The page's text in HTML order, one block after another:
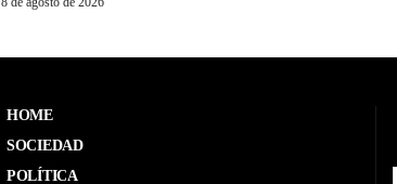
HOME
SOCIEDAD
POLÍTICA